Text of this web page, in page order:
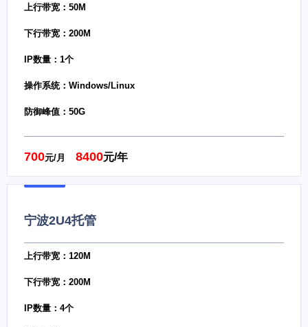
上行带宽：50M
下行带宽：200M
IP数量：1个
操作系统：Windows/Linux
防御峰值：50G
700元/月 8400元/年
宁波2U4托管
上行带宽：120M
下行带宽：200M
IP数量：4个